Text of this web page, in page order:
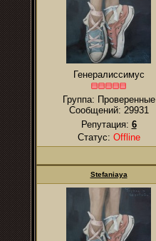
Генералиссимус
Группа: Проверенные
Сообщений: 29931
Репутация: 6
Статус: Offline
Stefaniaya